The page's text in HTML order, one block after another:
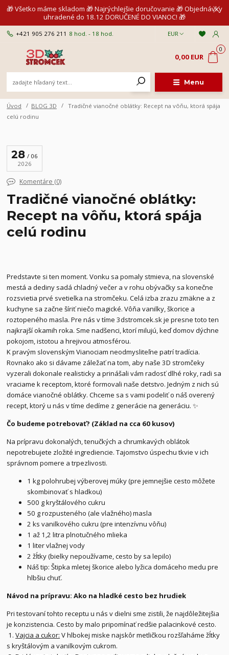
🎁 Všetko máme skladom 🎁 Najrýchlejšie doručovanie 🎁 Objednávky
uhradené do 18.12 DORUČENÉ DO VIANOC! 🎁
Menu
EUR
+421 905 276 211 8 hod. - 18 hod.
0
0,00 EUR
Úvod BLOG 3D
Tradičné vianočné oblátky: Recept na vôňu, ktorá spája
celú rodinu
28
06
2026
Komentáre (0)
Tradičné vianočné oblátky:
Recept na vôňu, ktorá spája
celú rodinu
Predstavte si ten moment. Vonku sa pomaly stmieva, na slovenské
mestá a dediny sadá chladný večer a v rohu obývačky sa konečne
rozsvietia prvé svetielka na stromčeku. Celá izba zrazu zmäkne a z
kuchyne sa začne šíriť niečo magické. Vôňa vanilky, škorice a
roztopeného masla. Pre nás v tíme 3dstromcek.sk je presne toto ten
najkrajší okamih roka. Sme nadšenci, ktorí milujú, keď domov dýchne
pokojom, istotou a hrejivou atmosférou.
K pravým slovenským Vianociam neodmysliteľne patrí tradícia.
Rovnako ako si dávame záležať na tom, aby naše 3D stromčeky
vyzerali dokonale realisticky a prinášali vám radosť dlhé roky, radi sa
vraciame k receptom, ktoré formovali naše detstvo. Jedným z nich sú
domáce vianočné oblátky. Chceme sa s vami podeliť o náš overený
recept, ktorý u nás v tíme dedíme z generácie na generáciu. ✨
Čo budeme potrebovať? (Základ na cca 60 kusov)
Na prípravu dokonalých, tenučkých a chrumkavých oblátok
nepotrebujete zložité ingrediencie. Tajomstvo úspechu tkvie v ich
správnom pomere a trpezlivosti.
1 kg polohrubej výberovej múky (pre jemnejšie cesto môžete
skombinovať s hladkou)
500 g kryštálového cukru
50 g rozpusteného (ale vlažného) masla
2 ks vanilkového cukru (pre intenzívnu vôňu)
1 až 1,2 litra plnotučného mlieka
1 liter vlažnej vody
2 žĺtky (bielky nepoužívame, cesto by sa lepilo)
Náš tip: Štipka mletej škorice alebo lyžica domáceho medu pre
hlbšiu chuť.
Návod na prípravu: Ako na hladké cesto bez hrudiek
Pri testovaní tohto receptu u nás v dielni sme zistili, že najdôležitejšia
je konzistencia. Cesto by malo pripomínať redšie palacinkové cesto.
1.Vajcia a cukor: V hlbokej miske najskôr metličkou rozšľaháme žĺtky
s kryštálovým a vanilkovým cukrom.